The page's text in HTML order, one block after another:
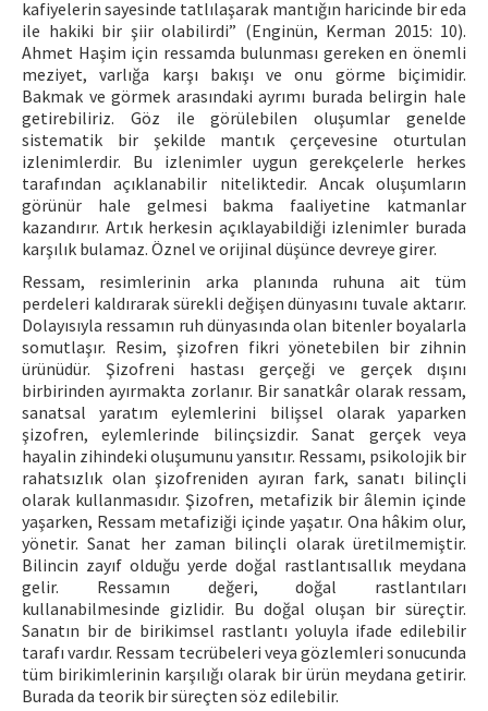
kafiyelerin sayesinde tatlılaşarak mantığın haricinde bir eda
ile hakiki bir şiir olabilirdi” (Enginün, Kerman 2015: 10).
Ahmet Haşim için ressamda bulunması gereken en önemli
meziyet, varlığa karşı bakışı ve onu görme biçimidir.
Bakmak ve görmek arasındaki ayrımı burada belirgin hale
getirebiliriz. Göz ile görülebilen oluşumlar genelde
sistematik bir şekilde mantık çerçevesine oturtulan
izlenimlerdir. Bu izlenimler uygun gerekçelerle herkes
tarafından açıklanabilir niteliktedir. Ancak oluşumların
görünür hale gelmesi bakma faaliyetine katmanlar
kazandırır. Artık herkesin açıklayabildiği izlenimler burada
karşılık bulamaz. Öznel ve orijinal düşünce devreye girer.
Ressam, resimlerinin arka planında ruhuna ait tüm
perdeleri kaldırarak sürekli değişen dünyasını tuvale aktarır.
Dolayısıyla ressamın ruh dünyasında olan bitenler boyalarla
somutlaşır. Resim, şizofren fikri yönetebilen bir zihnin
ürünüdür. Şizofreni hastası gerçeği ve gerçek dışını
birbirinden ayırmakta zorlanır. Bir sanatkâr olarak ressam,
sanatsal yaratım eylemlerini bilişsel olarak yaparken
şizofren, eylemlerinde bilinçsizdir. Sanat gerçek veya
hayalin zihindeki oluşumunu yansıtır. Ressamı, psikolojik bir
rahatsızlık olan şizofreniden ayıran fark, sanatı bilinçli
olarak kullanmasıdır. Şizofren, metafizik bir âlemin içinde
yaşarken, Ressam metafiziği içinde yaşatır. Ona hâkim olur,
yönetir. Sanat her zaman bilinçli olarak üretilmemiştir.
Bilincin zayıf olduğu yerde doğal rastlantısallık meydana
gelir. Ressamın değeri, doğal rastlantıları
kullanabilmesinde gizlidir. Bu doğal oluşan bir süreçtir.
Sanatın bir de birikimsel rastlantı yoluyla ifade edilebilir
tarafı vardır. Ressam tecrübeleri veya gözlemleri sonucunda
tüm birikimlerinin karşılığı olarak bir ürün meydana getirir.
Burada da teorik bir süreçten söz edilebilir.